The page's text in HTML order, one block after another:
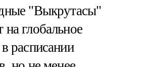
"Выкрутасы"
глобальное
расписании